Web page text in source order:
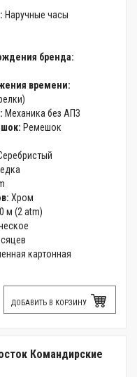
Наручные часы
бренда:
времени:
Механика без АПЗ
Ремешок
Хром
м (2 atm)
картонная
ДОБАВИТЬ В КОРЗИНУ
Командирские